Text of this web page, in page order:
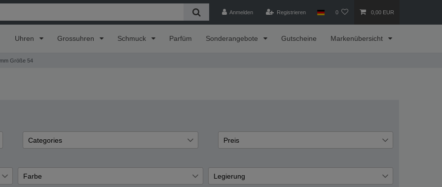
Anmelden Registrieren 0 0,00 EUR
Uhren Grossuhren Schmuck Parfüm Sonderangebote Gutscheine Markenübersicht
Größe 54
Categories
Preis
Farbe
Legierung